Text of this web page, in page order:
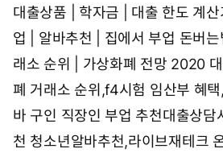
대출상품 | 학자금 | 대출 한도 계산
업 | 알바추천 | 집에서 부업 돈버
래소 순위 | 가상화폐 전망 2020
폐 거래소 순위,f4시험 임산부 혜
바 구인 직장인 부업 추천대출상
천 청소년알바추천,라이브재테크